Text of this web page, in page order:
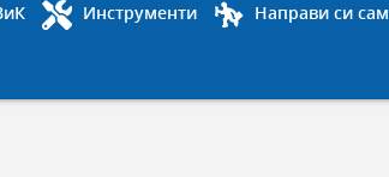
Инструменти Направи си сам